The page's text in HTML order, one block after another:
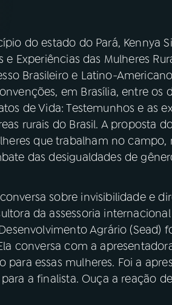
do estado do Pará, Kennya
e Experiências das Mulheres
Brasileiro e Latino-
em Brasília, entre os
de Vida: Testemunhos e as
rurais do Brasil. A proposta
que trabalham no campo,
das desigualdades de
sobre invisibilidade e
da assessoria
Agrário (Sead)
conversa com a
para essas mulheres. Foi a
a finalista. Ouça a reação